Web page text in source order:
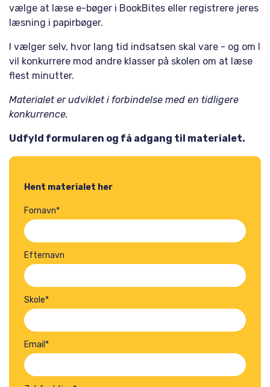
vælge at læse e-bøger i BookBites eller registrere jeres
læsning i papirbøger.
I vælger selv, hvor lang tid indsatsen skal vare - og om I
vil konkurrere mod andre klasser på skolen om at læse
flest minutter.
Materialet er udviklet i forbindelse med en tidligere
konkurrence.
Udfyld formularen og få adgang til materialet.
Hent materialet her
Fornavn*
Efternavn
Skole*
Email *